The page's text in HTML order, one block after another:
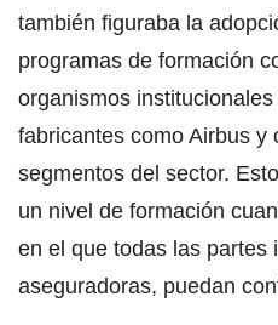
también figuraba la
programas de formación
organismos
fabricantes como Airbus y
segmentos del sector.
un nivel de formación
en el que todas las partes
aseguradoras, puedan